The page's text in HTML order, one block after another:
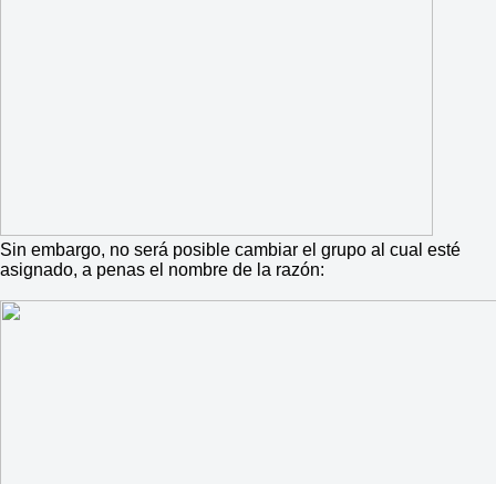
Sin embargo, no será posible cambiar el grupo al cual esté
asignado, a penas el nombre de la razón: